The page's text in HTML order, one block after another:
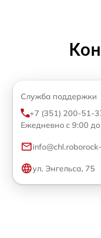
Служба поддержки
+7 (351) 200-51-
Ежедневно с 9:00
ул. Энгельса, 75